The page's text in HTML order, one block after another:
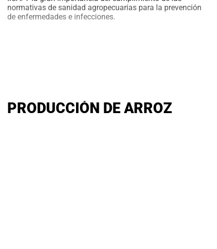
normativas de sanidad agropecuarias para la prevención
de enfermedades e infecciones.
PRODUCCIÓN DE ARROZ